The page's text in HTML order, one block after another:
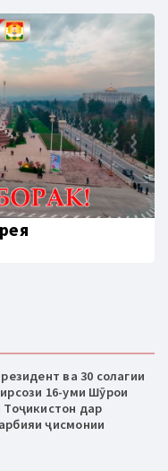
ва 30 солагии
16-уми Шӯрои
дар
ҷисмонии